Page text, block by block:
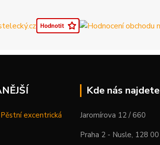
excentrická
Kde nás najdete
Jaromírova 12 / 660
Praha 2 - Nusle, 128 00